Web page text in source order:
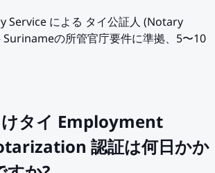
Service による タイ公証人 (Notary
の所管官庁要件に準拠、5〜10
タイ Employment
認証は何日かか